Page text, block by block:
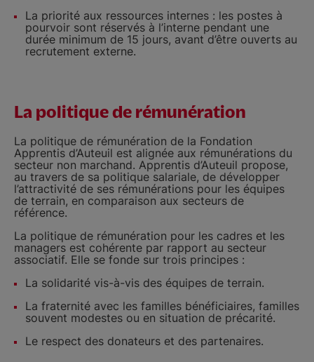
La priorité aux ressources internes : les postes à
pourvoir sont réservés à l’interne pendant une
durée minimum de 15 jours, avant d’être ouverts au
recrutement externe.
La politique de rémunération
La politique de rémunération de la Fondation
Apprentis d’Auteuil est alignée aux rémunérations du
secteur non marchand. Apprentis d’Auteuil propose,
au travers de sa politique salariale, de développer
l’attractivité de ses rémunérations pour les équipes
de terrain, en comparaison aux secteurs de
référence.
La politique de rémunération pour les cadres et les
managers est cohérente par rapport au secteur
associatif. Elle se fonde sur trois principes :
La solidarité vis-à-vis des équipes de terrain.
La fraternité avec les familles bénéficiaires, familles
souvent modestes ou en situation de précarité.
Le respect des donateurs et des partenaires.